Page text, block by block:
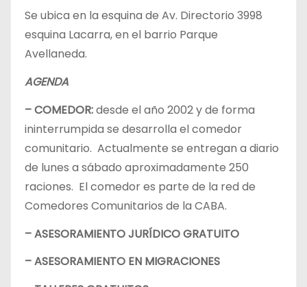
Se ubica en la esquina de Av. Directorio 3998
esquina Lacarra, en el barrio Parque
Avellaneda.
AGENDA
– COMEDOR:desde el año 2002 y de forma
ininterrumpida se desarrolla el comedor
comunitario. Actualmente se entregan a diario
de lunes a sábado aproximadamente 250
raciones. El comedor es parte de la red de
Comedores Comunitarios de la CABA.
– ASESORAMIENTO JURÍDICO GRATUITO
– ASESORAMIENTO EN MIGRACIONES